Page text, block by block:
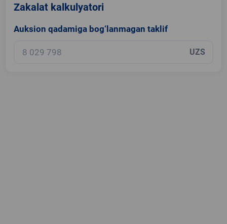
Zakalat kalkulyatori
Auksion qadamiga bog‘lanmagan taklif
UZS